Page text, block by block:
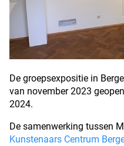
De groepsexpositie in
van november 2023
2024.
De samenwerking tussen
Kunstenaars Centrum